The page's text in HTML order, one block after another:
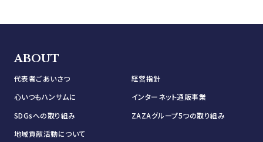
ABOUT
代表者ごあいさつ
経営指針
心いつもハンサムに
インターネット通販事業
SDGsへの取り組み
ZAZAグループ5つの取り組み
地域貢献活動について